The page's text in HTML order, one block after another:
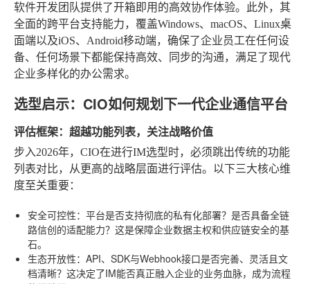
软件开发团队提供了开箱即用的高效协作体验。此外，其
全面的跨平台支持能力，覆盖Windows、macOS、Linux桌
面端以及iOS、Android移动端，确保了企业员工在任何设
备、任何场景下都能保持高效、同步的沟通，满足了现代
企业多样化的办公需求。
选型启示：CIO如何规划下一代企业通信平台
评估框架：超越功能列表，关注战略价值
步入2026年，CIO在进行IM选型时，必须跳出传统的功能
列表对比，从更高的战略层面进行评估。以下三大核心维
度至关重要：
安全可控性：平台是否支持彻底的私有化部署？是否具备全链
路信创的适配能力？这是保障企业数据主权和供应链安全的基
石。
生态开放性：API、SDK与Webhook接口是否完善、灵活且文
档清晰？这决定了IM能否真正融入企业的业务血脉，成为流程